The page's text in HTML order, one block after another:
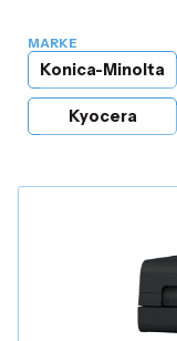
MARKE
Konica-Minolta
Kyocera